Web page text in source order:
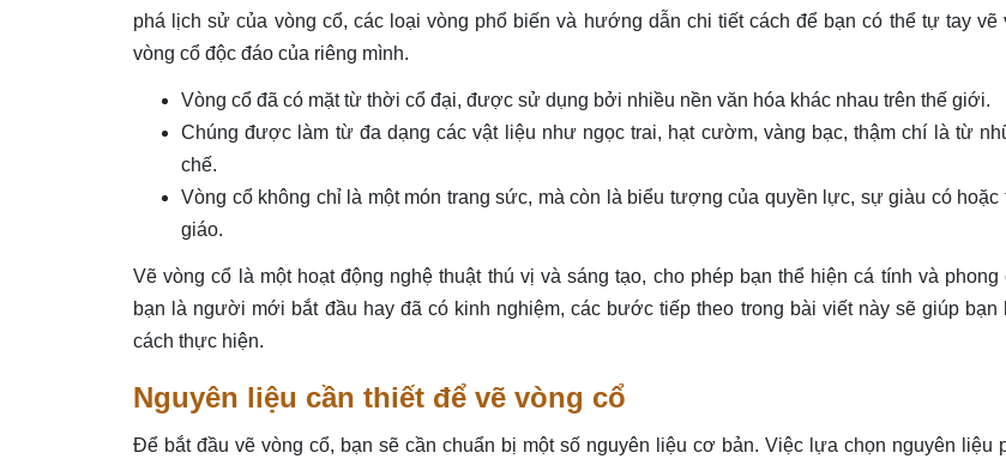
phá lịch sử của vòng cổ, các loại vòng phổ biến và hướng dẫn chi tiết cách để bạn có thể tự tay vẽ
vòng cổ độc đáo của riêng mình.
Vòng cổ đã có mặt từ thời cổ đại, được sử dụng bởi nhiều nền văn hóa khác nhau trên thế giới.
Chúng được làm từ đa dạng các vật liệu như ngọc trai, hạt cườm, vàng bạc, thậm chí là từ
chế.
Vòng cổ không chỉ là một món trang sức, mà còn là biểu tượng của quyền lực, sự giàu có
giáo.
Vẽ vòng cổ là một hoạt động nghệ thuật thú vị và sáng tạo, cho phép bạn thể hiện cá tính và phong
bạn là người mới bắt đầu hay đã có kinh nghiệm, các bước tiếp theo trong bài viết này sẽ giúp bạn
cách thực hiện.
Nguyên liệu cần thiết để vẽ vòng cổ
Để bắt đầu vẽ vòng cổ, bạn sẽ cần chuẩn bị một số nguyên liệu cơ bản. Việc lựa chọn nguyên liệu